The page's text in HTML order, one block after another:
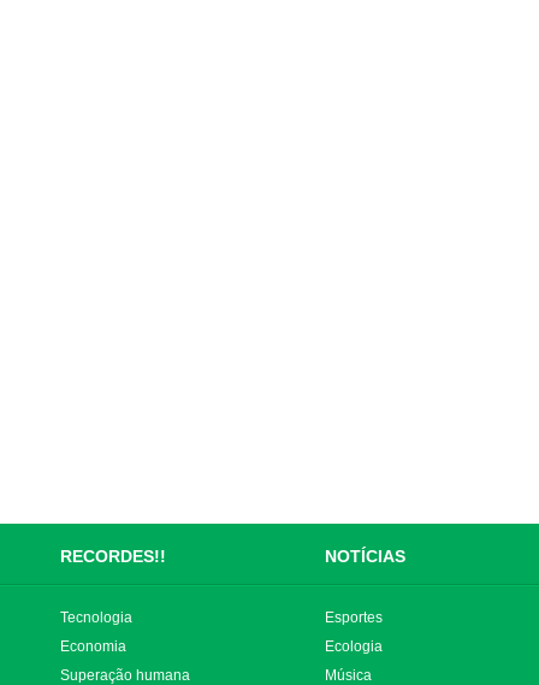
RECORDES!! NOTÍCIAS
Tecnologia
Economia
Superação humana
Esportes
Ecologia
Música